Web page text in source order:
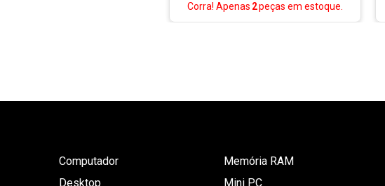
Corra! Apenas 2peças em estoque.
Computador
Desktop
Memória RAM
Mini PC